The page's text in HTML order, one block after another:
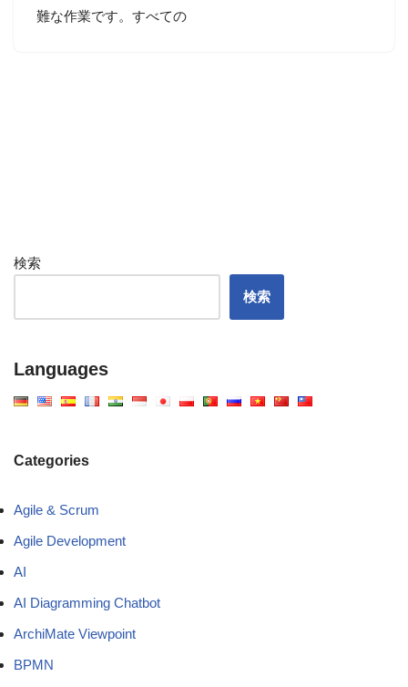
難な作業です。すべての
検索
検索
Languages
Categories
Agile & Scrum
Agile Development
AI
AI Diagramming Chatbot
ArchiMate Viewpoint
BPMN